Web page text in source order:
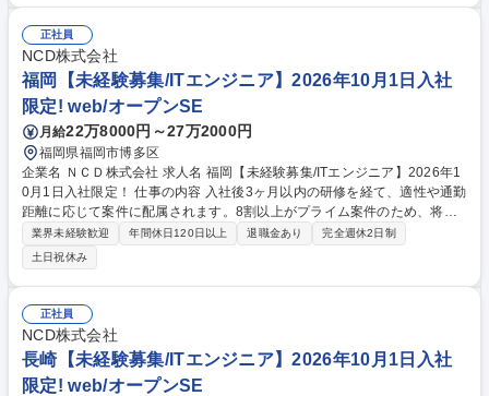
ムの運用業務を担当することができます。 募集職種 F1-56【豊洲or三鷹/
金融システムの運用管理】★26歳以下限定未経験可★
正社員
NCD株式会社
福岡【未経験募集/ITエンジニア】2026年10月1日入社
限定! web/オープンSE
月給22万8000円～27万2000円
福岡県福岡市博多区
企業名 ＮＣＤ株式会社 求人名 福岡【未経験募集/ITエンジニア】2026年1
0月1日入社限定！ 仕事の内容 入社後3ヶ月以内の研修を経て、適性や通勤
距離に応じて案件に配属されます。8割以上がプライム案件のため、将来
的には上流工程や要件定義に携わることができ、市場価値の高いエンジニ
アになることが可能です。 ★未経験エンジニアを多数採用してきた実績あ
る育成プログラムで安心/入社後のステップ（例）★ 1～3か月目：丁寧なI
T基礎研修で、「ITの基礎知識から現場で役立つ実践的なスキルを習得」 4
か月目以降：配属先でチームの一員として参画。運用補助業務に参加 1～
2年目：小規模機能の設計・開発・運用を担当 3年目以降：上流工程（要
件定義・設計）やチームリーダーに挑戦可能 募集職種 福岡【未経験募集/I
Tエンジニア】2026年10月1日入社限定！
業界未経験歓迎 年間休日120日以上 退職金あり
完全週休2日制
土日祝休み
正社員
NCD株式会社
長崎【未経験募集/ITエンジニア】2026年10月1日入社
限定! web/オープンSE